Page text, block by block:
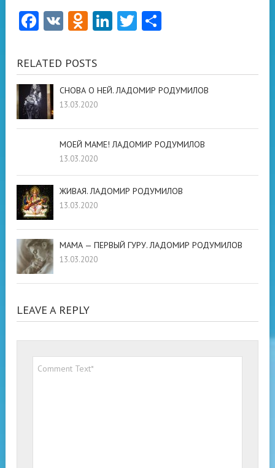
Facebook
VK Odnoklassniki
LinkedIn
Twitter
RELATED POSTS
СНОВА О НЕЙ. ЛАДОМИР РОДУМИЛОВ
13.03.2020
МОЕЙ МАМЕ! ЛАДОМИР РОДУМИЛОВ
13.03.2020
ЖИВАЯ. ЛАДОМИР РОДУМИЛОВ
13.03.2020
МАМА — ПЕРВЫЙ ГУРУ. ЛАДОМИР РОДУМИЛОВ
13.03.2020
LEAVE A REPLY